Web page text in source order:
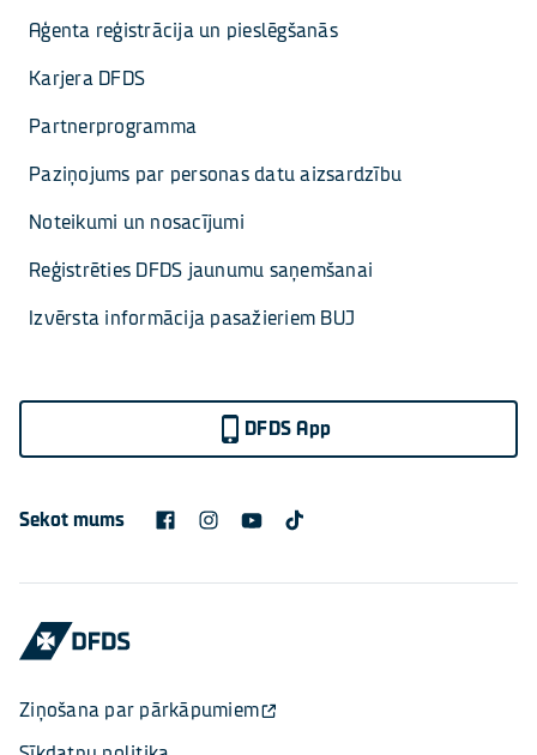
Aģenta reģistrācija un pieslēgšanās
Karjera DFDS
Partnerprogramma
Paziņojums par personas datu aizsardzību
Noteikumi un nosacījumi
Reģistrēties DFDS jaunumu saņemšanai
Izvērsta informācija pasažieriem BUJ
DFDS App
Sekot mums
Ziņošana par pārkāpumiem